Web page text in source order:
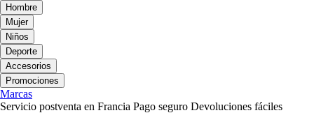
Hombre
Mujer
Niños
Deporte
Accesorios
Promociones
Marcas
Servicio postventa en Francia Pago seguro Devoluciones fáciles